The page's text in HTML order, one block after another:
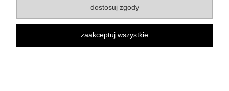
dostosuj zgody
zaakceptuj wszystkie